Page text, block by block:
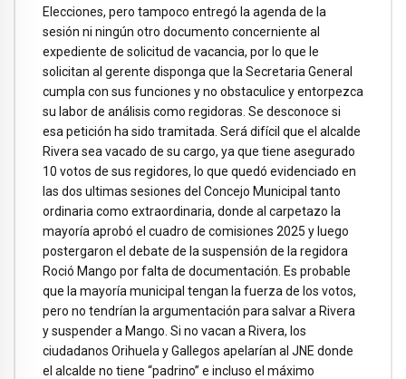
Elecciones, pero tampoco entregó la agenda de la
sesión ni ningún otro documento concerniente al
expediente de solicitud de vacancia, por lo que le
solicitan al gerente disponga que la Secretaria General
cumpla con sus funciones y no obstaculice y entorpezca
su labor de análisis como regidoras. Se desconoce si
esa petición ha sido tramitada. Será difícil que el alcalde
Rivera sea vacado de su cargo, ya que tiene asegurado
10 votos de sus regidores, lo que quedó evidenciado en
las dos ultimas sesiones del Concejo Municipal tanto
ordinaria como extraordinaria, donde al carpetazo la
mayoría aprobó el cuadro de comisiones 2025 y luego
postergaron el debate de la suspensión de la regidora
Roció Mango por falta de documentación. Es probable
que la mayoría municipal tengan la fuerza de los votos,
pero no tendrían la argumentación para salvar a Rivera
y suspender a Mango. Si no vacan a Rivera, los
ciudadanos Orihuela y Gallegos apelarían al JNE donde
el alcalde no tiene “padrino” e incluso el máximo